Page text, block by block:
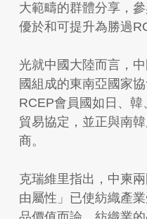
大範疇的群體分享，
優於和可提升為勝過
光就中國大陸而言，
國組成的東南亞國家
RCEP會員國如日、
貿易協定，並正與南
商。
克瑞維里指出，中柬
由屬性」已使紡織產